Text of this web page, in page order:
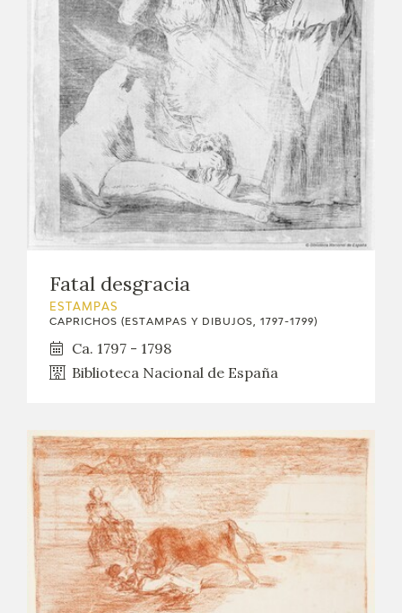
RECURSOS EDUCATIVOS
FICHAS ARASAAC
Fatal desgracia
ESTAMPAS
CAPRICHOS (ESTAMPAS Y DIBUJOS, 1797-1799)
Ca. 1797 - 1798
Biblioteca Nacional de España